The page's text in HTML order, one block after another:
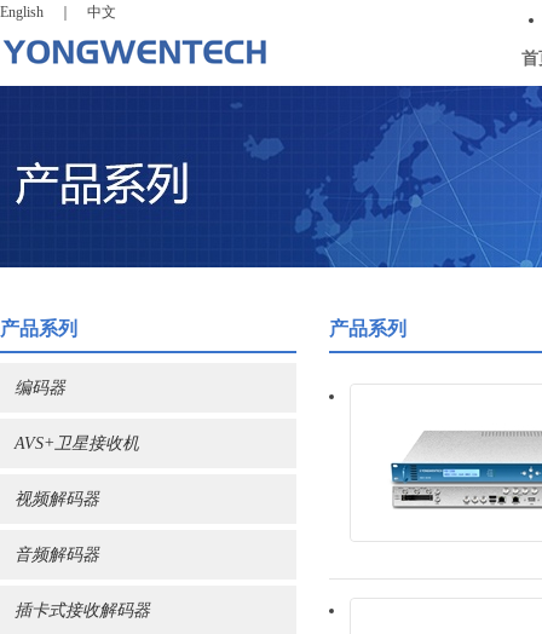
English 中文
首
产品系列
编码器
AVS+卫星接收机
视频解码器
音频解码器
插卡式接收解码器
产品系列